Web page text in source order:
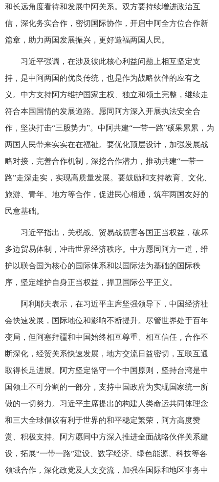
和长远角度看待和发展中阿关系。双方要持续增进政治互
信，深化务实合作，密切国际协作，开启中阿全方位合作新
篇章，助力两国发展振兴，更好造福两国人民。
习近平强调，在涉及彼此核心利益问题上相互坚定支
持，是中阿两国的优良传统，也是作为战略伙伴的应有之
义。中方支持阿方维护国家主权、独立和领土完整，继续走
符合本国国情的发展道路。愿同阿方深入开展执法安全合
作，坚决打击“三股势力”。中阿共建“一带一路”硕果累累，为
两国人民带来实实在在福祉。要优化顶层设计，加强发展战
略对接，完善合作机制，深挖合作潜力，推动共建“一带一
路”走深走实，实现高质量发展。要鼓励和支持教育、文化、
旅游、青年、地方等合作，促进民心相通，筑牢两国友好的
民意基础。
习近平指出，关税战、贸易战损害各国正当权益，破坏
多边贸易体制，冲击世界经济秩序。中方愿同阿方一道，维
护以联合国为核心的国际体系和以国际法为基础的国际秩
序，坚定维护自身正当权益，捍卫国际公平正义。
阿利耶夫表示，在习近平主席坚强领导下，中国经济社
会快速发展，国际地位和影响不断提升。尽管世界处于百年
变局，但阿塞拜疆和中国始终相互尊重、相互信任，合作不
断深化，经贸关系快速发展，地方交流日益密切，互联互通
取得长足进展。阿方坚定恪守一个中国原则，坚持台湾是中
国领土不可分割的一部分，支持中国政府为实现国家统一所
做的一切努力。习近平主席提出的构建人类命运共同体理念
和三大全球倡议有利于世界的和平稳定繁荣，阿方高度赞
赏、积极支持。阿方愿同中方深入推进全面战略伙伴关系建
设，拓展“一带一路”建设、数字经济、绿色能源、科技等各
领域合作，深化政党及人文交流，加强在国际和地区事务中